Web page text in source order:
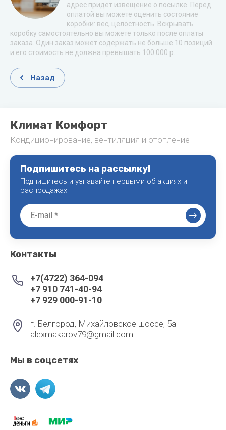
адрес придет извещение о посылке. Перед
оплатой вы можете оценить состояние
коробки: вес, целостность. Вскрывать
коробку самостоятельно вы можете только после оплаты
заказа. Один заказ может содержать не больше 10 позиций
и его стоимость не должна превышать 100 000 р.
Назад
Климат Комфорт
Кондиционирование, вентиляция и отопление
Подпишитесь на рассылку!
Подпишитесь и узнавайте первыми об акциях и
распродажах
Контакты
+7(4722) 364-094
+7 910 741-40-94
+7 929 000-91-10
г. Белгород, Михайловское шоссе, 5а
alexmakarov79@gmail.com
Мы в соцсетях